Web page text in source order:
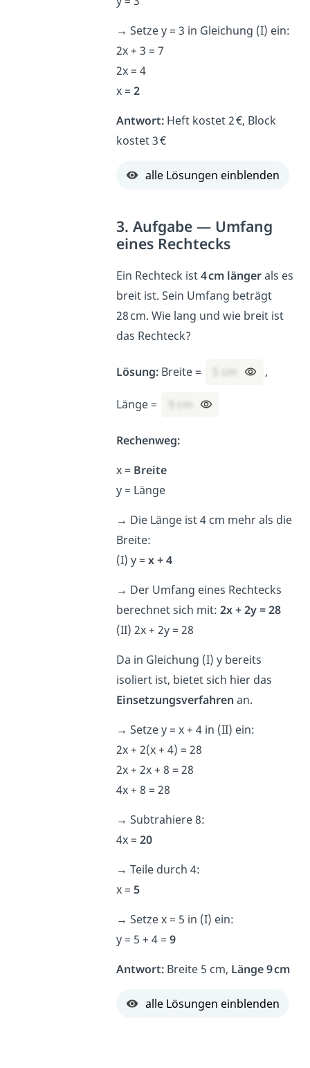
→ Setze y = 3 in Gleichung (I) ein:
2x + 3 = 7
2x = 4
x = 2
Antwort:Heft kostet 2 €, Block
kostet 3 €
alle Lösungen einblenden
3. Aufgabe — Umfang
eines Rechtecks
Ein Rechteck ist4 cm längerals es
breit ist. Sein Umfang beträgt
28 cm. Wie lang und wie breit ist
das Rechteck?
Lösung: Breite = 5 cm ,
Länge = 9 cm
Rechenweg:
x = Breite
y = Länge
→ Die Länge ist 4 cm mehr als die
Breite:
(I) y = x + 4
→ Der Umfang eines Rechtecks
berechnet sich mit: 2x + 2y = 28
(II) 2x + 2y = 28
Da in Gleichung (I) y bereits
isoliert ist, bietet sich hier das
Einsetzungsverfahren an.
→ Setze y = x + 4 in (II) ein:
2x + 2(x + 4) = 28
2x + 2x + 8 = 28
4x + 8 = 28
→ Subtrahiere 8:
4x = 20
→ Teile durch 4:
x = 5
→ Setze x = 5 in (I) ein:
y = 5 + 4 = 9
Antwort:Breite 5 cm, Länge 9 cm
alle Lösungen einblenden